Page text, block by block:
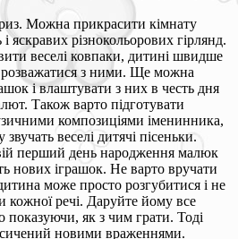
Можна прикрасити кімнату
яскравих різнокольорових гірлянд.
веселі ковпаки, дитині швидше
розважатися з ними. Ще можна
і влаштувати з них в честь дня
Також варто підготувати
композиціями іменинника,
веселі дитячі пісеньки.
перший день народження малюк
нових іграшок. Не варто вручати
може просто розгубитися і не
кожної речі. Даруйте йому все
показуючи, як з чим грати. Тоді
новими враженнями.